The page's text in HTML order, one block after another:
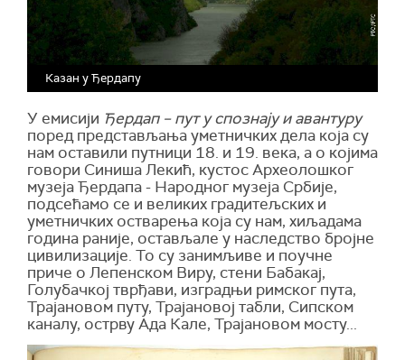
Казан у Ђердапу
У емисији Ђердап – пут у спознају и авантуру
поред представљања уметничких дела која су
нам оставили путници 18. и 19. века, а о којима
говори Синиша Лекић, кустос Археолошког
музеја Ђердапа - Народног музеја Србије,
подсећамо се и великих градитељских и
уметничких остварења која су нам, хиљадама
година раније, остављале у наследство бројне
цивилизације. То су занимљиве и поучне
приче о Лепенском Виру, стени Бабакај,
Голубачкој тврђави, изградњи римског пута,
Трајановом путу, Трајановој табли, Сипском
каналу, острву Ада Кале, Трајановом мосту...